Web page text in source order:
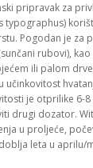
pripravak za
typographus)
Pogodan je za
rubovi), kao
ili palom
učinkovitost
je otprilike 6-8
drugi dozator.
u proljeće,
leta u aprilu/